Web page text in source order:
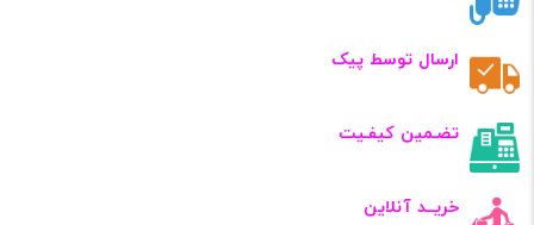
ارسال توسط پیک
تضـمین کیفـیت
خریــد آنلاین